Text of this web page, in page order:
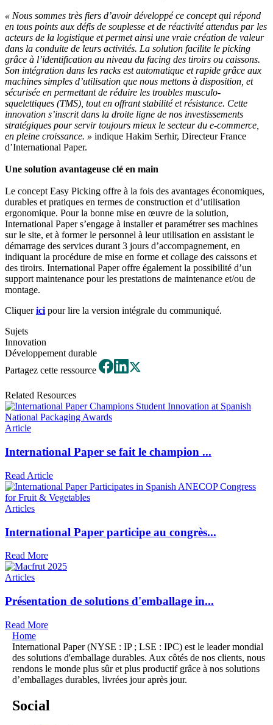
« Nous sommes très fiers d’avoir développé ce concept qui répond
en tous points aux défis de souplesse et de réactivité attendus par les
acteurs de la logistique et permet ainsi une vraie création de valeur
dans la conduite de leurs activités. La solution facilite le picking
grâce à l’identification au niveau du facing des tiroirs ou caissons.
Son intégration dans les racks est automatique et rapide grâce aux
machines simples d’utilisation que nous mettons à disposition, et
sécurisée en permettant de réduire les troubles musculo-
squelettiques (TMS), tout en offrant stabilité et résistance. Cette
innovation s’inscrit dans la droite ligne de nos investissements
stratégiques pour servir toujours mieux le secteur du e-commerce,
en pleine croissance. » indique Hakim Serhir, Directeur France
d’International Paper.
Une solution avantageuse clé en main
Le concept Easy Picking offre à la fois des avantages économiques,
durables et pratiques en termes de construction et d’utilisation
ergonomique. Pour la bonne mise en œuvre de la solution,
International Paper s’engage à installer et paramétrer ses machines
sur le site, et à former le personnel à leur utilisation en assistant le
démarrage des services durant 3 jours d’accompagnement, en
indiquant la procédure de mise en forme et collage des caissons et
des tiroirs. International Paper offre également la possibilité d’un
support maintenance pour les prestations de maintenance et/ou de
montage.
Cliquerici pour lire la version intégrale du communiqué.
Sujets
Innovation
Développement durable
Partagez cette ressource
Related Resources
Article
International Paper se fait le champion ...
Read Article
Articles
International Paper participe au congrès...
Read More
Articles
Présentation de solutions d'emballage in...
Read More
Home
International Paper (NYSE : IP ; LSE : IPC) est le leader mondial
des solutions d'emballage durables. Aux côtés de nos clients, nous
rendons le monde plus sûr et plus productif grâce à nos solutions
d’emballages durables, livrées jour après jour.
Social